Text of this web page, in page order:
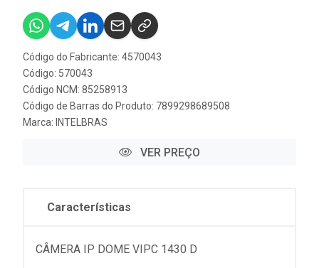
Código do Fabricante: 4570043
Código: 570043
Código NCM: 85258913
Código de Barras do Produto: 7899298689508
Marca: INTELBRAS
VER PREÇO
Características
CÂMERA IP DOME VIPC 1430 D